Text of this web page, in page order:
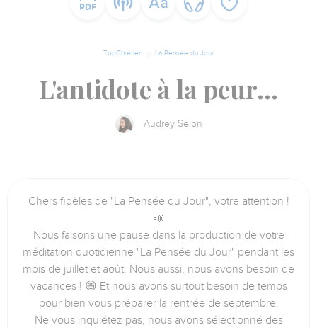
TopChrétien La Pensée du Jour
L'antidote à la peur…
Audrey Selon
Chers fidèles de "La Pensée du Jour", votre attention !
📣
Nous faisons une pause dans la production de votre
méditation quotidienne "La Pensée du Jour" pendant les
mois de juillet et août. Nous aussi, nous avons besoin de
vacances ! 😄 Et nous avons surtout besoin de temps
pour bien vous préparer la rentrée de septembre.
Ne vous inquiétez pas, nous avons sélectionné des